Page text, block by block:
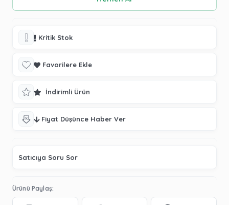
Kritik Stok
Favorilere Ekle
İndirimli Ürün
Fiyat Düşünce Haber Ver
Satıcıya Soru Sor
Ürünü Paylaş: